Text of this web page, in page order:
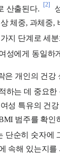
산출된다.
[2]
체중, 과체중,
지 단계로 세
성에게 동일하
은 개인의 건강
하는 데 중요한
성 특유의 건
범주를 확인
단순히 숫자에
속해 있는지